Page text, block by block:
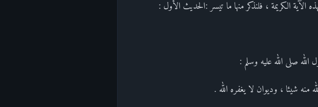
الكريمة ، فلنذكر منها ما تيسر :الحديث الأول :
صلى الله عليه وسلم :
منه شيئا ، وديوان لا يغفره الله .